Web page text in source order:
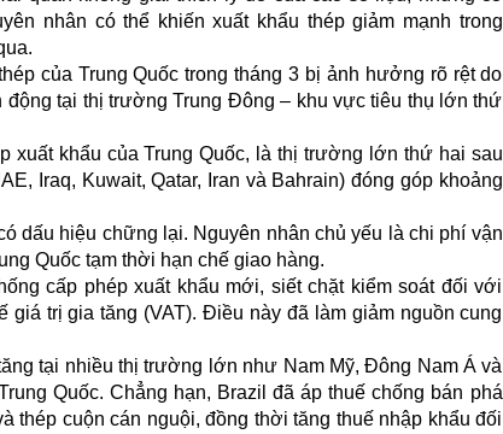
nhân có thể khiến xuất khẩu thép giảm mạnh trong
của Trung Quốc trong tháng 3 bị ảnh hưởng rõ rệt do
động tại thị trường Trung Đông – khu vực tiêu thụ lớn thứ
xuất khẩu của Trung Quốc, là thị trường lớn thứ hai sau
Iraq, Kuwait, Qatar, Iran và Bahrain) đóng góp khoảng
dấu hiệu chững lại. Nguyên nhân chủ yếu là chi phí vận
Quốc tạm thời hạn chế giao hàng.
cấp phép xuất khẩu mới, siết chặt kiểm soát đối với
trị gia tăng (VAT). Điều này đã làm giảm nguồn cung
tại nhiều thị trường lớn như Nam Mỹ, Đông Nam Á và
Quốc. Chẳng hạn, Brazil đã áp thuế chống bán phá
thép cuộn cán nguội, đồng thời tăng thuế nhập khẩu đối